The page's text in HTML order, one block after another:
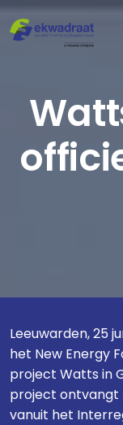
Leeuwarden, 25
het New Energy
project Watts in
project ontvangt
vanuit het